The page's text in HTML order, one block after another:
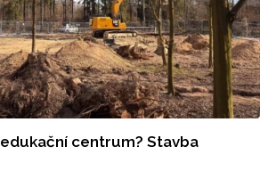
centrum? Stavba